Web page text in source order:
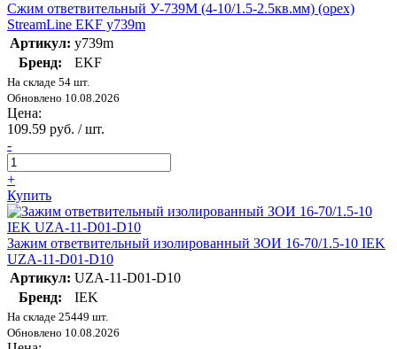
Сжим ответвительный У-739М (4-10/1.5-2.5кв.мм) (орех)
StreamLine EKF y739m
Артикул: y739m
Бренд:
EKF
На складе 54 шт.
Обновлено 10.08.2026
Цена:
109.59 руб. / шт.
-
+
Купить
Зажим ответвительный изолированный ЗОИ 16-70/1.5-10 IEK
UZA-11-D01-D10
Артикул: UZA-11-D01-D10
Бренд:
IEK
На складе 25449 шт.
Обновлено 10.08.2026